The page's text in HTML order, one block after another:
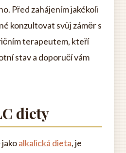
Před zahájením jakékoli
konzultovat svůj záměr s
terapeutem, kteří
stav a doporučí vám
diety
alkalická dieta, je